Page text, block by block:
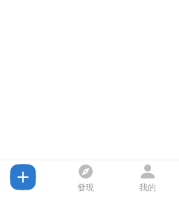
發現 我的